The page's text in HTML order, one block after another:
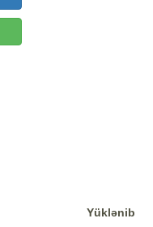
Yüklənib